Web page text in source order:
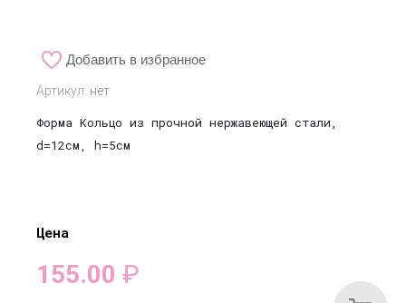
Артикул: нет
Форма Кольцо из прочной нержавеющей стали,
d=12см, h=5см
Добавить в избранное
Цена
155.00 ₽